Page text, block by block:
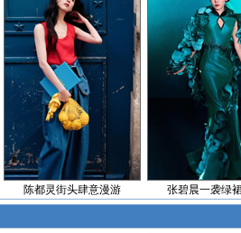
陈都灵街头肆意漫游 张碧晨一袭绿